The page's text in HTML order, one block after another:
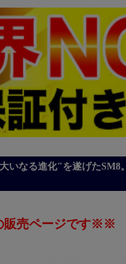
いなる進化"を遂げたSM8。
販売ページです※※